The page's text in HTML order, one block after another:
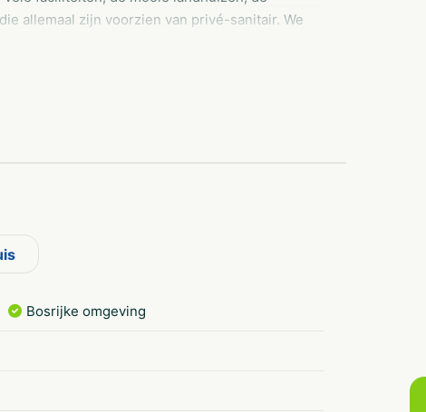
allemaal zijn voorzien van privé-sanitair. We
we kampeerplaatsen met privé-sanitair én
spetteren in het baby- en peuterbad. Leuk!
wat lekkers? In het centrumgebouw vind
Daag je vader, moeder of je
ook tijdens je vakantie sportief bezig te
Bosrijke omgeving